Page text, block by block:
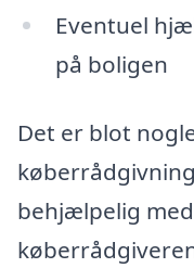
Eventuel
på boligen
Det er blot
behjælpelig